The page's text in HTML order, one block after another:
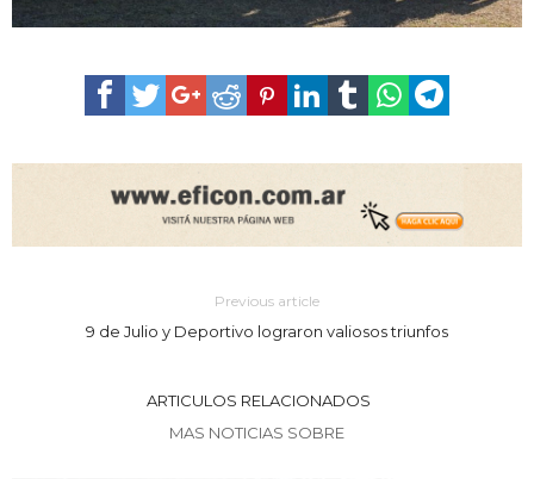
Previous article
9 de Julio y Deportivo lograron valiosos triunfos
ARTICULOS RELACIONADOS
MAS NOTICIAS SOBRE